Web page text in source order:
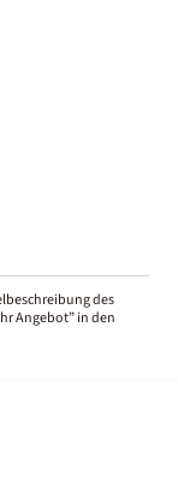
des
Angebot” in den